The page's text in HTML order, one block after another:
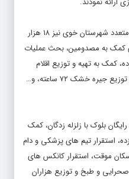
جعفرزاده افزود : در جریان زلزله های متعدد شهرستان خوی نیز ۱۸ هزار
کمک به مصدومین، بحث عملیات
کمک به تهیه و توزیع اقلام
اسکان موقت بین زلزله زدگان، تهیه و توزیع جیره خشک ۷۲ ساعته، و…
بلوک با زلزله زدگان، کمک
استقرار تیم های پزشکی و دام
موقت، استقرار کانکس های
و طبخ و توزیع هزاران